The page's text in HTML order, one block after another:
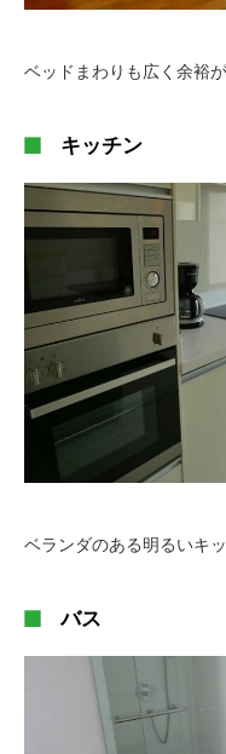
ベッドまわりも広く余裕が
キッチン
ベランダのある明るいキ
バス